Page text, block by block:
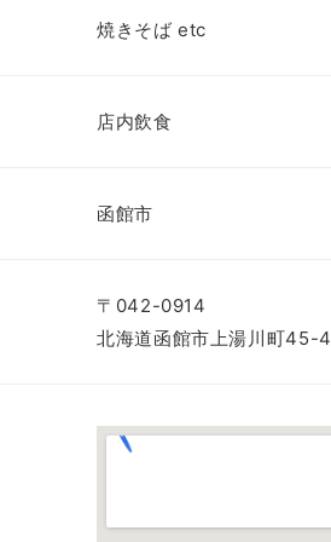
焼きそば etc
店内飲食
函館市
〒042-0914
北海道函館市上湯川町45-4